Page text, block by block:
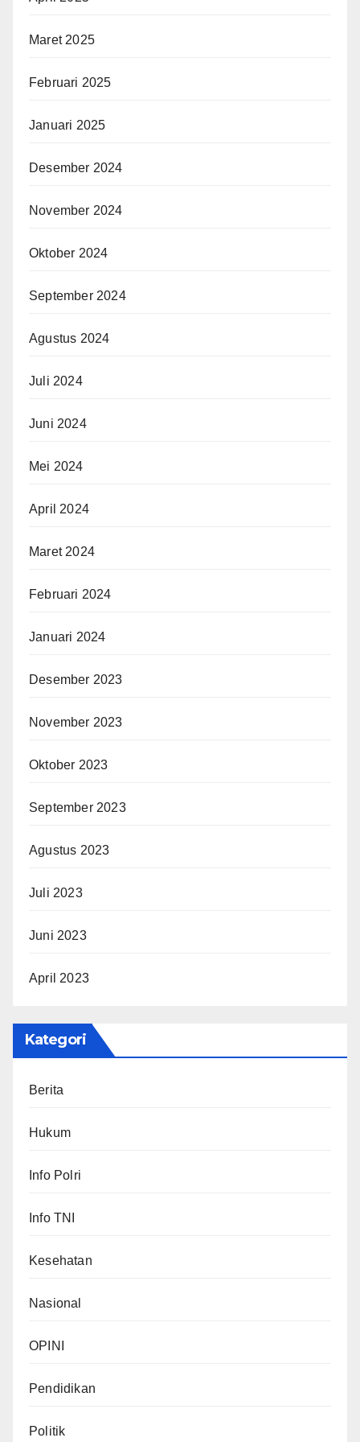
Maret 2025
Februari 2025
Januari 2025
Desember 2024
November 2024
Oktober 2024
September 2024
Agustus 2024
Juli 2024
Juni 2024
Mei 2024
April 2024
Maret 2024
Februari 2024
Januari 2024
Desember 2023
November 2023
Oktober 2023
September 2023
Agustus 2023
Juli 2023
Juni 2023
April 2023
Kategori
Berita
Hukum
Info Polri
Info TNI
Kesehatan
Nasional
OPINI
Pendidikan
Politik